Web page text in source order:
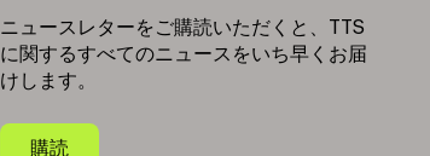
ニュースレターをご購読いただくと、TTS
に関するすべてのニュースをいち早くお届
けします。
購読